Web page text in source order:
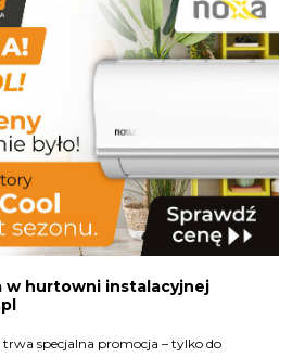
w hurtowni instalacyjnej
specjalna promocja – tylko do